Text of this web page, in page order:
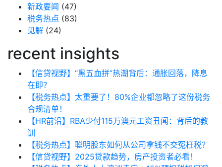
新政要闻 (47)
税务热点 (83)
见解 (24)
recent insights
【信贷视野】“黑五血拼”热潮背后：通胀回落，降息
在即？
【税务热点】太重要了！80%企业都忽略了这份税务
合规清单！
【HR前沿】RBA少付115万澳元工资丑闻：背后的教
训
【税务热点】聪明股东如何从公司拿钱不交冤枉税？
【信贷视野】2025贷款趋势，房产投资者必看！